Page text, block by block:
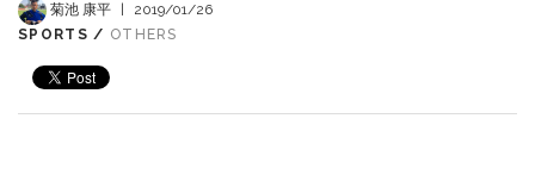
菊池 康平
2019/01/26
SPORTS / OTHERS